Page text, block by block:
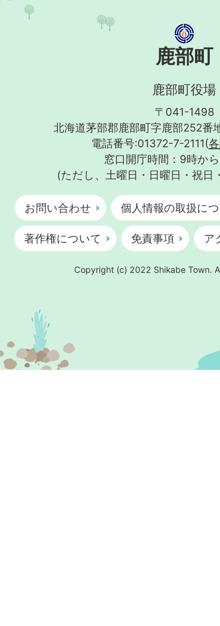
鹿部町
鹿部町役場
〒041-1498
北海道茅部郡鹿部町字鹿部252番
電話番号:01372-7-2111(
窓口開庁時間：9時か
(ただし、土曜日・日曜日・祝日
お問い合わせ 個人情報の取扱に
著作権について 免責事項 ア
Copyright (c) 2022 Shikabe Town.